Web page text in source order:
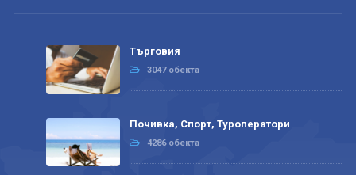
Търговия
3047 обекта
Почивка, Спорт, Туроператори
4286 обекта